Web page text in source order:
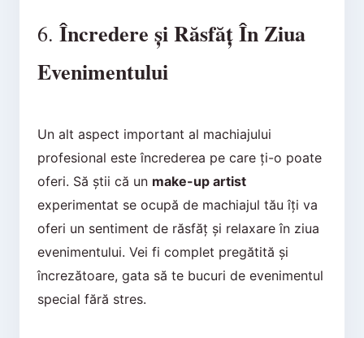
6. Încredere și Răsfăț În Ziua
Evenimentului
Un alt aspect important al machiajului
profesional este încrederea pe care ți-o poate
oferi. Să știi că un make-up artist
experimentat se ocupă de machiajul tău îți va
oferi un sentiment de răsfăț și relaxare în ziua
evenimentului. Vei fi complet pregătită și
încrezătoare, gata să te bucuri de evenimentul
special fără stres.